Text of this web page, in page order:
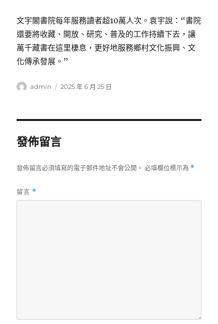
文宇閣書院每年服務讀者超10萬人次。袁宇說：“書院
還要將收藏、開放、研究、普及的工作持續下去，讓
萬千藏書在這里棲息，更好地服務鄉村文化振興、文
化傳承發展。”
作
admin
發
2025 年 6 月 25 日
發佈留言
發佈留言必須填寫的電子郵件地址不會公開。 必填欄位標示為 *
留言 *